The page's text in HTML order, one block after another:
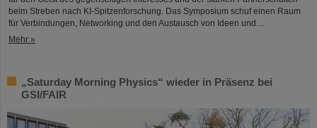
beim Streben nach KI-Spitzenforschung. Das Symposium schuf einen Raum
für Verbindungen, Networking und den Austausch von Ideen und…
Mehr »
„Saturday Morning Physics“ wieder in Präsenz bei
GSI/FAIR